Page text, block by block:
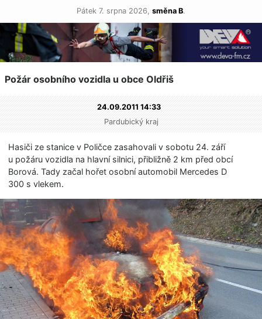
Pátek 7. srpna 2026, směna B.
Požár osobního vozidla u obce Oldřiš
24.09.2011 14:33
Pardubický kraj
Hasiči ze stanice v Poličce zasahovali v sobotu 24. září
u požáru vozidla na hlavní silnici, přibližně 2 km před obcí
Borová. Tady začal hořet osobní automobil Mercedes D
300 s vlekem.